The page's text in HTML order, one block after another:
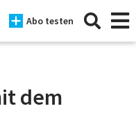
Abo testen
dem